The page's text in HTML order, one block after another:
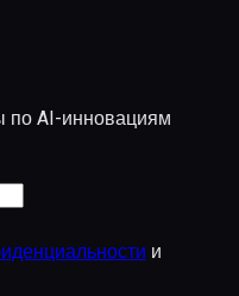
по AI-инновациям
и